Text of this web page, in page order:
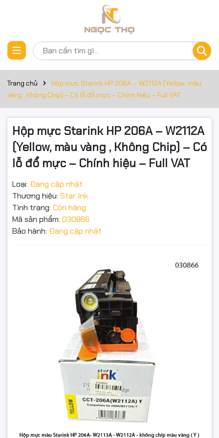
Trang chủ
Hộp mực Starink HP 206A – W2112A (Yellow, màu
vàng , Không Chip) – Có lỗ đổ mực – Chính hiệu – Full VAT
Hộp mực Starink HP 206A – W2112A
(Yellow, màu vàng , Không Chip) – Có
lỗ đổ mực – Chính hiệu – Full VAT
Loại: Đang cập nhật
Thương hiệu: Star Ink
Tình trạng: Còn hàng
Mã sản phẩm: 030866
Bảo hành: Đang cập nhật
Thông số kỹ thuật
Hộp mực Starink HP 206A – W2112A (Yellow, Không Chip) – Có
lỗ đổ mực – Chính hiệu – Full VAT
Mô tả ngắn: Hộp mực Yellow (Vàng) cho bản in màu tươi, đều,
hạn chế lem. Không chip (tái dùng chip cũ) và có lỗ đổ mực
để nạp lại nhiều lần, tối ưu chi phí. Hàng chính hiệu – Xuất
VAT đầy đủ.
Điểm nổi bật
Không chip → tiết kiệm, dễ gắn lại chip cũ.
Có lỗ đổ mực → nạp lại nhanh, giảm chi phí dài hạn.
Đóng gói mới 100%, lắp vừa khít, vận hành êm.
HP Color LaserJet Pro: M255dw
HP Color LaserJet Pro MFP: M282nw, M283fdn
Hướng dẫn nhanh
Tháo chip cũ (206A Yellow) → gắn sang W2112A.
Đặt trước sản phẩm
Không Chip) – Có lỗ đổ mực – Chính hiệu – Full VAT
Đặt trước sản phẩm để nhận thêm nhiều ưu đãi bạn
GỬI THÔNG TIN